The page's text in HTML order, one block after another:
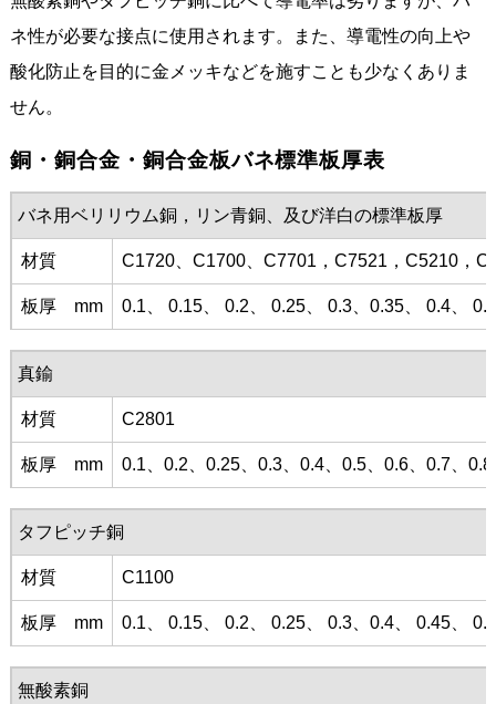
ネ性が必要な接点に使用されます。また、導電性の向上や
酸化防止を目的に金メッキなどを施すことも少なくありま
せん。
銅・銅合金・銅合金板バネ標準板厚表
バネ用ベリリウム銅，リン青銅、及び洋白の標準板厚
材質 C1720、C1700、C7701，C7521，C5210，
板厚 mm 0.1、 0.15、 0.2、 0.25、 0.3、0.35、 0.4、
真鍮
材質 C2801
板厚 mm 0.1、0.2、0.25、0.3、0.4、0.5、0.6、0.7、
タフピッチ銅
材質 C1100
板厚 mm 0.1、 0.15、 0.2、 0.25、 0.3、0.4、 0.45、
無酸素銅